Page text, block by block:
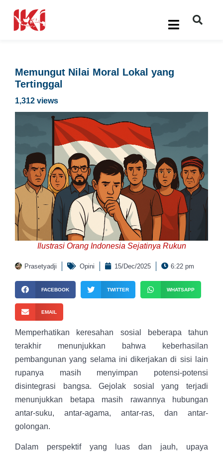
Memungut Nilai Moral Lokal yang
Tertinggal
1,312 views
Ilustrasi Orang Indonesia Sejatinya Rukun
Prasetyadji Opini 15/Dec/2025 6:22 pm
FACEBOOK TWITTER WHATSAPP
EMAIL
Memperhatikan keresahan sosial beberapa tahun
terakhir menunjukkan bahwa keberhasilan
pembangunan yang selama ini dikerjakan di sisi lain
rupanya masih menyimpan potensi-potensi
disintegrasi bangsa. Gejolak sosial yang terjadi
menunjukkan betapa masih rawannya hubungan
antar-suku, antar-agama, antar-ras, dan antar-
golongan.
Dalam perspektif yang luas dan jauh, upaya